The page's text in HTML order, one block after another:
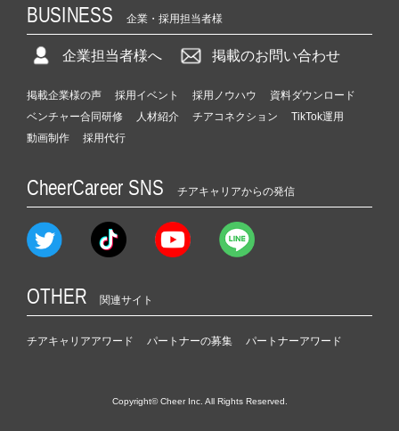
BUSINESS 企業・採用担当者様
企業担当者様へ 掲載のお問い合わせ
掲載企業様の声 採用イベント 採用ノウハウ
資料ダウンロード
ベンチャー合同研修
人材紹介 チアコネクション
TikTok運用
動画制作
採用代行
CheerCareer SNS チアキャリアからの発信
OTHER 関連サイト
チアキャリアアワード パートナーの募集 パートナーアワード
Copyright© Cheer Inc. All Rights Reserved.